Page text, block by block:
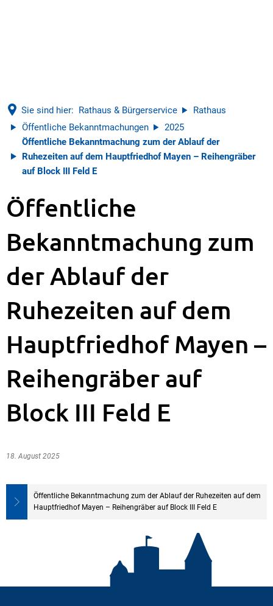
Sie sind hier: Rathaus & Bürgerservice
Rathaus
Öffentliche Bekanntmachungen
2025
Öffentliche Bekanntmachung zum der Ablauf der
Ruhezeiten auf dem Hauptfriedhof Mayen – Reihengräber
auf Block III Feld E
Öffentliche
Bekanntmachung zum
der Ablauf der
Ruhezeiten auf dem
Hauptfriedhof Mayen –
Reihengräber auf
Block III Feld E
18. August 2025
Öffentliche Bekanntmachung zum der Ablauf der Ruhezeiten auf dem
Hauptfriedhof Mayen – Reihengräber auf Block III Feld E